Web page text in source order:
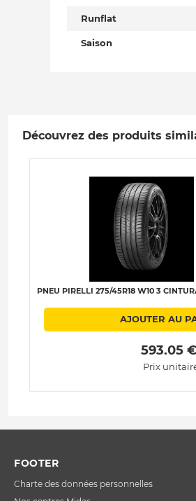
Runflat
Saison
Découvrez des produits
PNEU PIRELLI 275/45R18 W10 3
AJOUTER AU
593.05 €
Prix
FOOTER
Charte des données personnelles